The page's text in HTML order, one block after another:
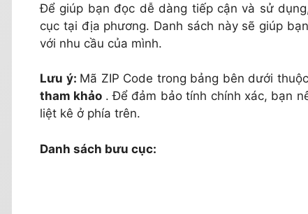
Để giúp bạn đọc dễ dàng tiếp cận và sử
cục tại địa phương. Danh sách này sẽ giúp
với nhu cầu của mình.
Lưu ý: Mã ZIP Code trong bảng bên dưới
tham khảo . Để đảm bảo tính chính xác, bạn
liệt kê ở phía trên.
Danh sách bưu cục: